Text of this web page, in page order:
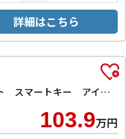
詳細はこちら
G クリアランスソナー レーンアシスト スマートキー アイドリングストップ 電動格納ミラー シートヒーター ベンチシート CVT USB Bluetooth エアコン パワーウィンドウ
103.9万円